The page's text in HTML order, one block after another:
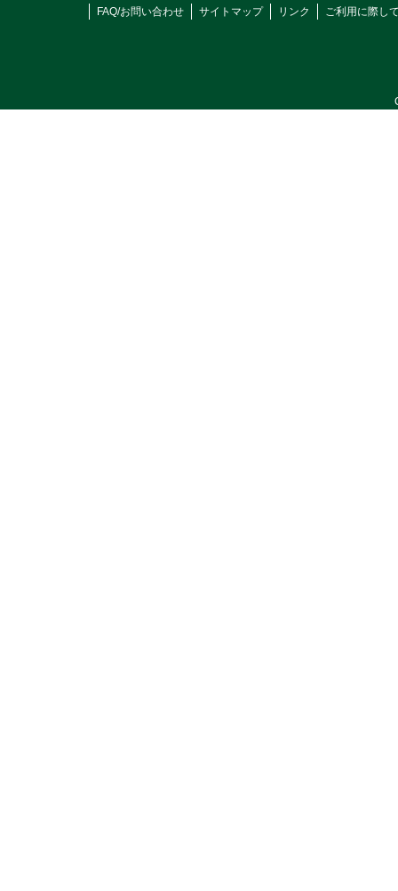
FAQ/お問い合わせ
サイトマップ リンク ご利用に際し